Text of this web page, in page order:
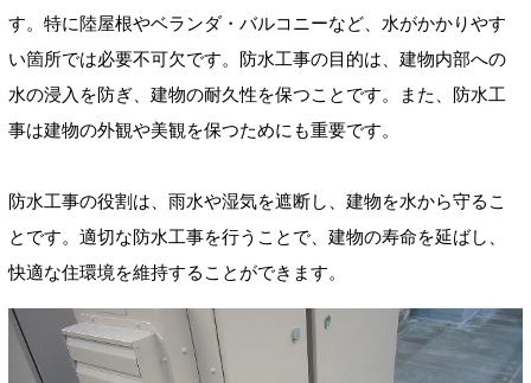
す。特に陸屋根やベランダ・バルコニーなど、水がかかりやす
い箇所では必要不可欠です。防水工事の目的は、建物内部への
水の浸入を防ぎ、建物の耐久性を保つことです。また、防水工
事は建物の外観や美観を保つためにも重要です。
防水工事の役割は、雨水や湿気を遮断し、建物を水から守るこ
とです。適切な防水工事を行うことで、建物の寿命を延ばし、
快適な住環境を維持することができます。